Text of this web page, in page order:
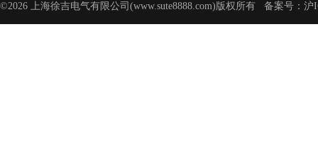
©2026 上海徐吉电气有限公司(www.sute8888.com)版权所有 备案号： 沪